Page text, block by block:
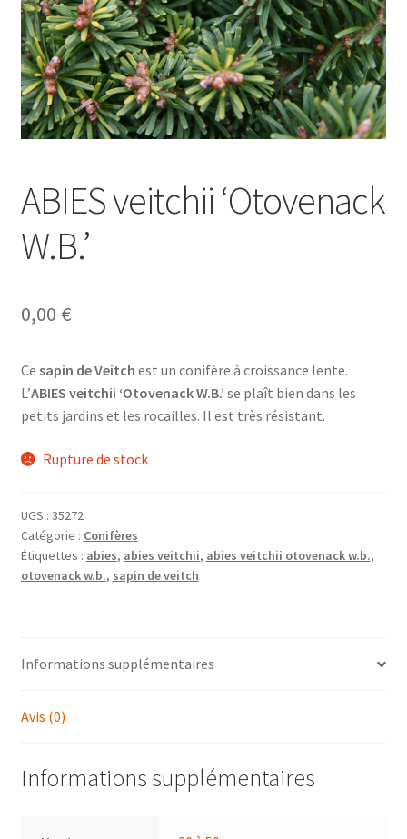
ABIES veitchii ‘Otovenack
W.B.’
0,00 €
Ce sapin de Veitch est un conifère à croissance lente.
L’ABIES veitchii ‘Otovenack W.B.’ se plaît bien dans les
petits jardins et les rocailles. Il est très résistant.
Rupture de stock
UGS : 35272
Catégorie : Conifères
Étiquettes : abies, abies veitchii, abies veitchii otovenack w.b.,
otovenack w.b., sapin de veitch
Informations supplémentaires
Avis (0)
Informations supplémentaires